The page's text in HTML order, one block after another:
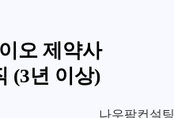
오 제약사
(3년 이상)
나우팜컨설팅